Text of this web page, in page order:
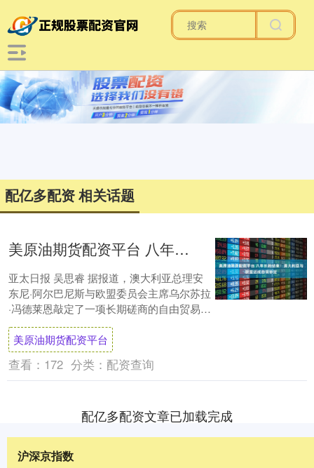
配亿多配资 相关话题
美原油期货配资平台 八年长跑结束！澳大利亚与欧盟达成自贸协定
亚太日报 吴思睿 据报道，澳大利亚总理安
东尼·阿尔巴尼斯与欧盟委员会主席乌尔苏拉
·冯德莱恩敲定了一项长期磋商的自由贸易协
定，欧洲产葡萄酒、巧克力、意大利面以及
电....
美原油期货配资平台
查看： 172 分类： 配资查询
配亿多配资文章已加载完成
沪深京指数